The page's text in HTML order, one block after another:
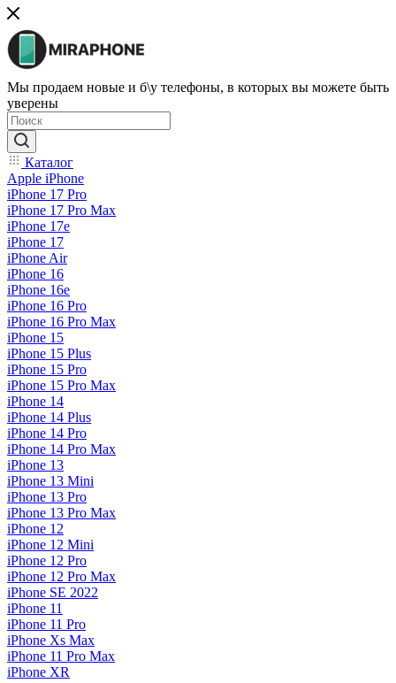
Мы продаем новые и б\у телефоны, в которых вы можете быть
уверены
Каталог
Apple iPhone
iPhone 17 Pro
iPhone 17 Pro Max
iPhone 17e
iPhone 17
iPhone Air
iPhone 16
iPhone 16e
iPhone 16 Pro
iPhone 16 Pro Max
iPhone 15
iPhone 15 Plus
iPhone 15 Pro
iPhone 15 Pro Max
iPhone 14
iPhone 14 Plus
iPhone 14 Pro
iPhone 14 Pro Max
iPhone 13
iPhone 13 Mini
iPhone 13 Pro
iPhone 13 Pro Max
iPhone 12
iPhone 12 Mini
iPhone 12 Pro
iPhone 12 Pro Max
iPhone SE 2022
iPhone 11
iPhone 11 Pro
iPhone Xs Max
iPhone 11 Pro Max
iPhone XR